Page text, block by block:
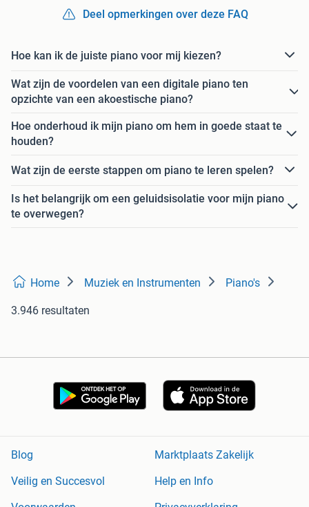
Deel opmerkingen over deze FAQ
Hoe kan ik de juiste piano voor mij kiezen?
Wat zijn de voordelen van een digitale piano ten
opzichte van een akoestische piano?
Hoe onderhoud ik mijn piano om hem in goede staat te
houden?
Wat zijn de eerste stappen om piano te leren spelen?
Is het belangrijk om een geluidsisolatie voor mijn piano
te overwegen?
Home Muziek en Instrumenten Piano's
3.946 resultaten
Blog
Marktplaats Zakelijk
Veilig en Succesvol
Help en Info